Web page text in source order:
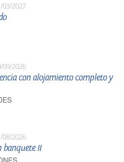
03/2027
09/2026
con alojamiento completo y
08/2026
banquete II